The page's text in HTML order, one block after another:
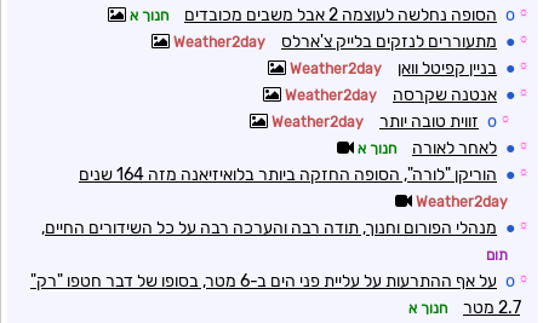
☼
o הסופה נחלשה לעוצמה 2 אבל משבים מכובדים חנוך א
☼
● מתעוררים לנזקים בלייק צ'ארלס Weather2day
☼
● בניין קפיטל וואן Weather2day
☼
● אנטנה שקרסה Weather2day
☼
o זווית טובה יותר Weather2day
☼
● לאחר לאורה חנוך א
☼
● הוריקן "לורה", הסופה החזקה ביותר בלואיזיאנה מזה 164 שנים
Weather2day
☼
● מנהלי הפורום וחנוך, תודה רבה והערכה רבה על כל השידורים החיים,
תום
☼
o
על אף ההתרעות על עליית פני הים ב-6 מטר, בסופו של דבר חטפו "רק"
2.7 מטר
חנוך א